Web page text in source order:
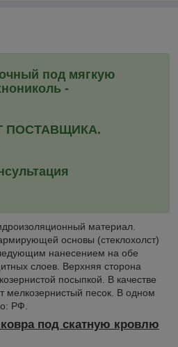
под мягкую
-
ПОСТАВЩИКА.
материал.
основы (стеклохолст)
нанесением на обе
слоев. Верхняя сторона
посыпкой. В качестве
мелкозернистый песок. В одном
РФ.
под скатную кровлю